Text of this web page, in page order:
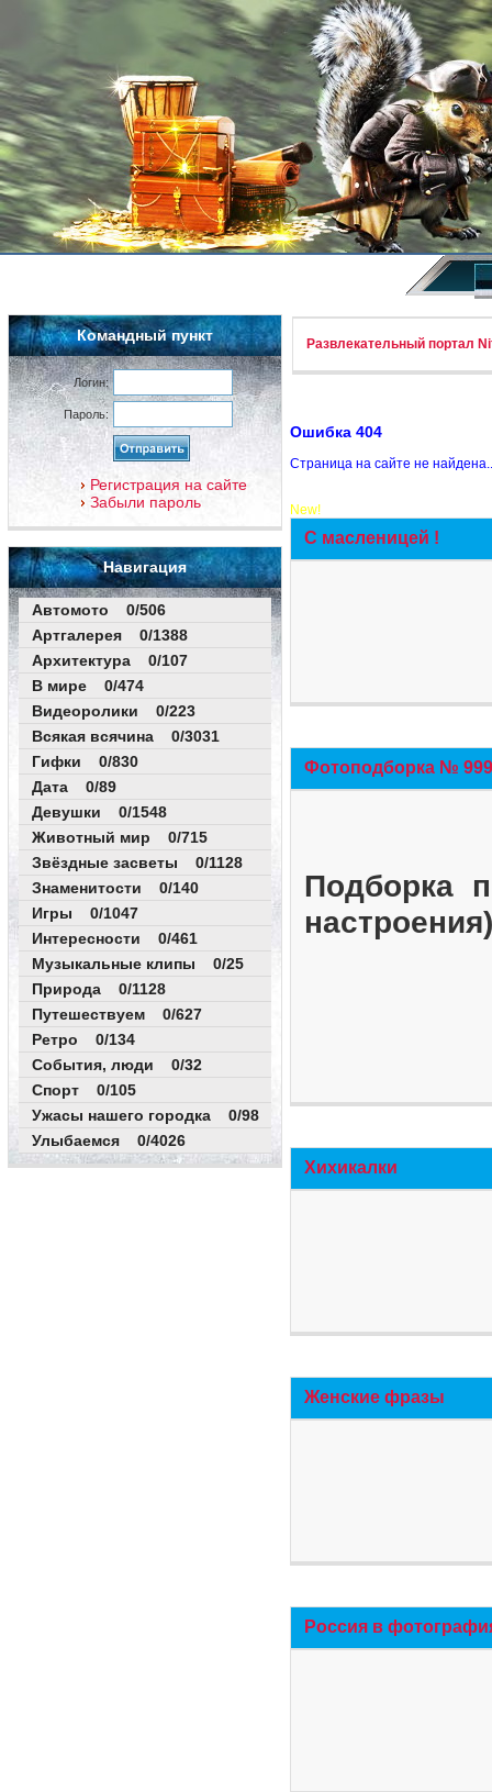
Командный пункт
Логин:
Пароль:
Регистрация на сайте
Забыли пароль
Навигация
Автомото 0/506
Артгалерея 0/1388
Архитектура 0/107
В мире 0/474
Видеоролики 0/223
Всякая всячина 0/3031
Гифки 0/830
Дата 0/89
Девушки 0/1548
Животный мир 0/715
Звёздные засветы 0/1128
Знаменитости 0/140
Игры 0/1047
Интересности 0/461
Музыкальные клипы 0/25
Природа 0/1128
Путешествуем 0/627
Ретро 0/134
События, люди 0/32
Спорт 0/105
Ужасы нашего городка 0/98
Улыбаемся 0/4026
Развлекательный портал
Ошибка 404
Страница на сайте не
New!
С масленицей !
Фотоподборка №
Подборка
Хихикалки
Женские фразы
Россия в